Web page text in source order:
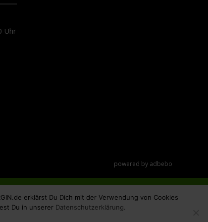
Uhr
powered by adbebo
erklärst Du Dich mit der Verwendung von Cookies
Du in unserer Datenschutzerklärung.